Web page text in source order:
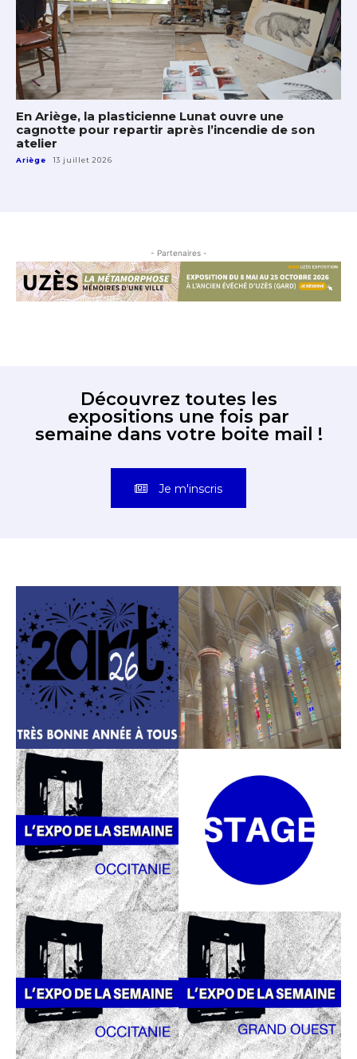
En Ariège, la plasticienne Lunat ouvre une
cagnotte pour repartir après l’incendie de son
atelier
Ariège 13 juillet 2026
- Partenaires -
Découvrez toutes les
expositions une fois par
semaine dans votre boite mail !
Je m'inscris